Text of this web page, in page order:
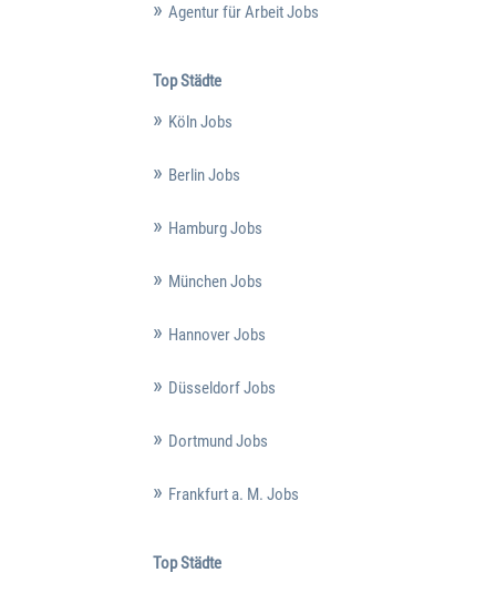
Agentur für Arbeit Jobs
Top Städte
Köln Jobs
Berlin Jobs
Hamburg Jobs
München Jobs
Hannover Jobs
Düsseldorf Jobs
Dortmund Jobs
Frankfurt a. M. Jobs
Top Städte